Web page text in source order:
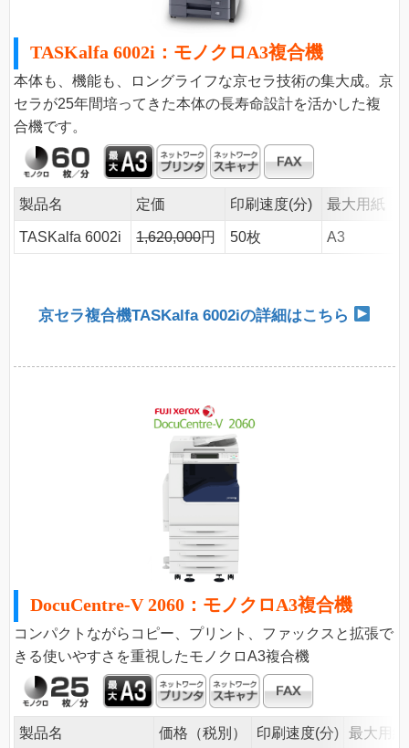
TASKalfa 6002i：モノクロA3複合機
本体も、機能も、ロングライフな京セラ技術の集大成。京
セラが25年間培ってきた本体の長寿命設計を活かした複
合機です。
製品名 定価 印刷速度(分) 最大用紙
TASKalfa 6002i 1,620,000円 50枚 A3
京セラ複合機TASKalfa 6002iの詳細はこちら
DocuCentre-V 2060：モノクロA3複合機
コンパクトながらコピー、プリント、ファックスと拡張で
きる使いやすさを重視したモノクロA3複合機
製品名 価格（税別） 印刷速度(分) 最大用紙